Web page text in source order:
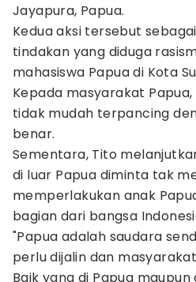
Jayapura, Papua.
Kedua aksi tersebut
tindakan yang diduga
mahasiswa Papua di Kota
Kepada masyarakat
tidak mudah terpancing
benar.
Sementara, Tito
di luar Papua diminta tak
memperlakukan anak
bagian dari bangsa
"Papua adalah saudara
perlu dijalin dan
Baik yang di Papua